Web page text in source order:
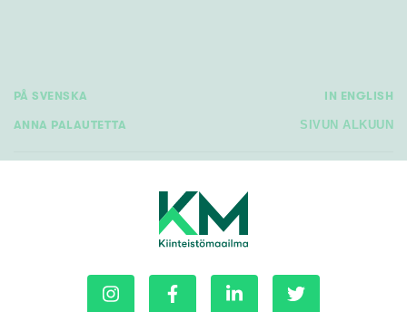
PÅ SVENSKA IN ENGLISH
ANNA PALAUTETTA SIVUN ALKUUN